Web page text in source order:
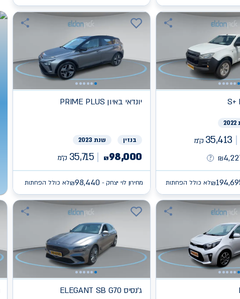
S+
35,413 ק״מ
₪
₪לא כולל הפחתות
יונדאי PRIME PLUS באיון
בנזין שנת 2023
₪98,000
35,715 ק״מ
מחירון לוי יצחק - ₪98,440 לא כולל הפחתות
ג'נסיסELEGANT SB G70